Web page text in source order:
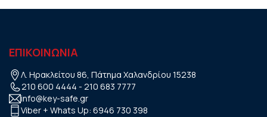
ΕΠΙΚΟΙΝΩΝΙΑ
Λ. Ηρακλείτου 86, Πάτημα Χαλανδρίου 15238
210 600 4444 - 210 683 7777
info@key-safe.gr
Viber + Whats Up: 6946 730 398